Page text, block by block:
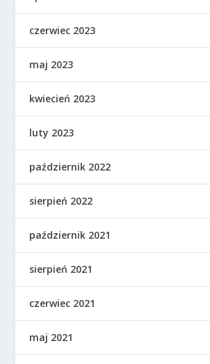
czerwiec 2023
maj 2023
kwiecień 2023
luty 2023
październik 2022
sierpień 2022
październik 2021
sierpień 2021
czerwiec 2021
maj 2021